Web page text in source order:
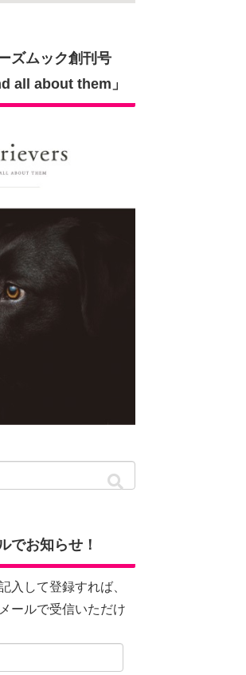
ズムック創刊号
all about them」
でお知らせ！
入して登録すれば、
ールで受信いただけ